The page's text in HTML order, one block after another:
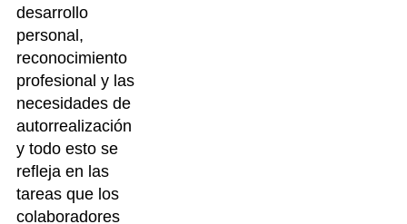
desarrollo
personal,
reconocimiento
profesional y las
necesidades de
autorrealización
y todo esto se
refleja en las
tareas que los
colaboradores